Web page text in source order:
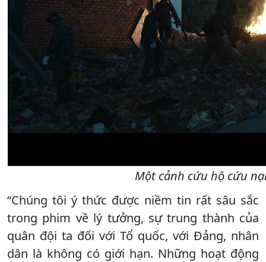
Một cảnh cứu hộ cứu
“Chúng tôi ý thức được niềm tin rất sâu sắc
trong phim về lý tưởng, sự trung thành của
quân đội ta đối với Tổ quốc, với Đảng, nhân
dân là không có giới hạn. Những hoạt động